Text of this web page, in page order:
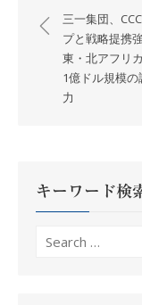
稿
ナ
ン
三一集団、
プと戦略提携
東・北アフリ
1億ドル規模の
力
キーワード検
Search